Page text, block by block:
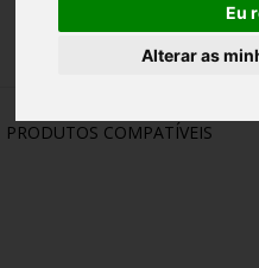
Eu
Alterar as
PRODUTOS COMPATÍVEIS